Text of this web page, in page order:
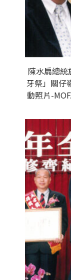
陳水扁總
牙祭」關仔
動照片-